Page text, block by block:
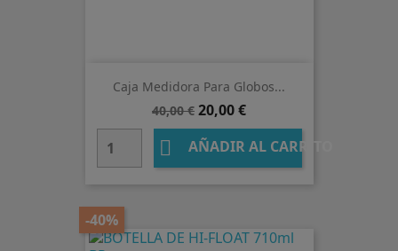
Caja Medidora Para Globos...
Precio
base
40,00 € Precio
20,00 €
 AÑADIR AL CARRITO
-40%